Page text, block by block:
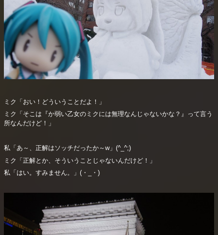
ミク「おい！どういうことだよ！」
ミク「そこは『か弱い乙女のミクには無理なんじゃないかな？』って言う
所なんだけど！」
私「あ～、正解はソッチだったか～w」(^_^;)
ミク「正解とか、そういうことじゃないんだけど！」
私「はい。すみません。」(・_・)